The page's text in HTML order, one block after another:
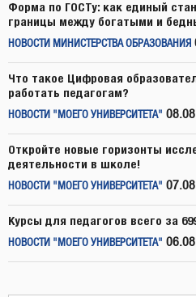
Форма по ГОСТу: как единый
границы между богатыми и
НОВОСТИ МИНИСТЕРСТВА ОБРАЗОВАНИЯ
Что такое Цифровая
работать педагогам?
НОВОСТИ "МОЕГО УНИВЕРСИТЕТА"
Откройте новые горизонты
деятельности в школе!
НОВОСТИ "МОЕГО УНИВЕРСИТЕТА"
Курсы для педагогов всего за
НОВОСТИ "МОЕГО УНИВЕРСИТЕТА"